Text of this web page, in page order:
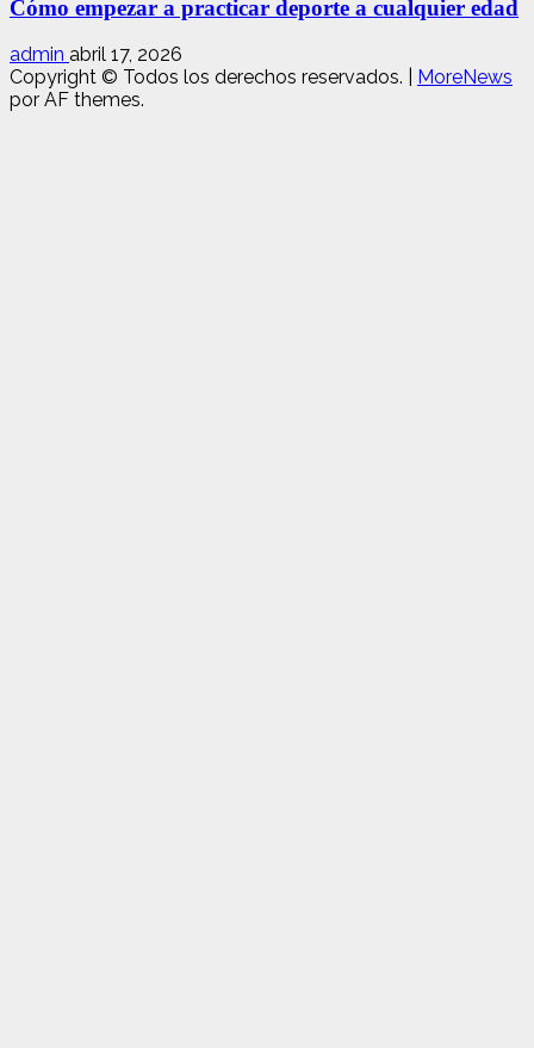
Cómo empezar a practicar deporte a cualquier edad
admin abril 17, 2026
Copyright © Todos los derechos reservados.
MoreNews
por AF themes.